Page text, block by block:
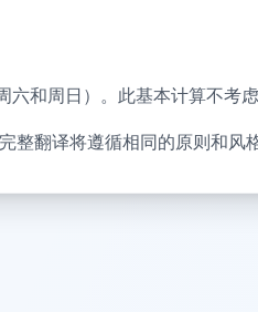
六和周日）。此基本计算不考虑
整翻译将遵循相同的原则和风